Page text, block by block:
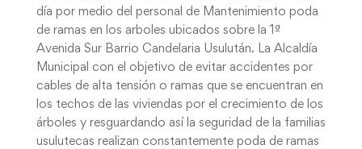
día por medio del personal de Mantenimiento poda
de ramas en los arboles ubicados sobre la 1ª
Avenida Sur Barrio Candelaria Usulután. La Alcaldía
Municipal con el objetivo de evitar accidentes por
cables de alta tensión o ramas que se encuentran en
los techos de las viviendas por el crecimiento de los
árboles y resguardando así la seguridad de la familias
usulutecas realizan constantemente poda de ramas